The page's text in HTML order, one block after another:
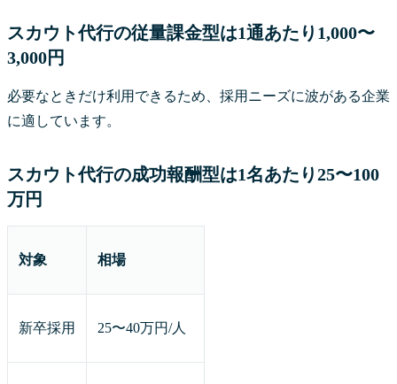
スカウト代行の従量課金型は1通あたり1,000〜
3,000円
必要なときだけ利用できるため、採用ニーズに波がある企業
に適しています。
スカウト代行の成功報酬型は1名あたり25〜100
万円
対象 相場
新卒採用 25〜40万円/人